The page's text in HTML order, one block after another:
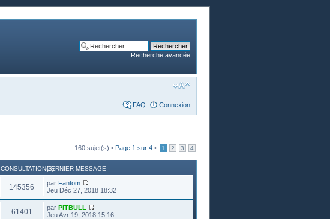
Recherche avancée
FAQ Connexion
160 sujet(s) • Page 1 sur 4 • 1 2 3 4
CONSULTATION(S)DERNIER MESSAGE
145356 par Fantom
Jeu Déc 27, 2018 18:32
61401 par PITBULL
Jeu Avr 19, 2018 15:16